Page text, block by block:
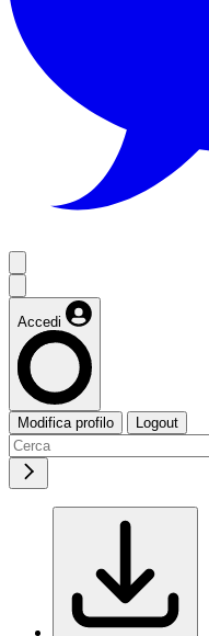
Accedi
Modifica profilo Logout